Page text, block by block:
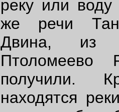
реку или
же речи
Двина, из
Птоломеево
получили.
находятся